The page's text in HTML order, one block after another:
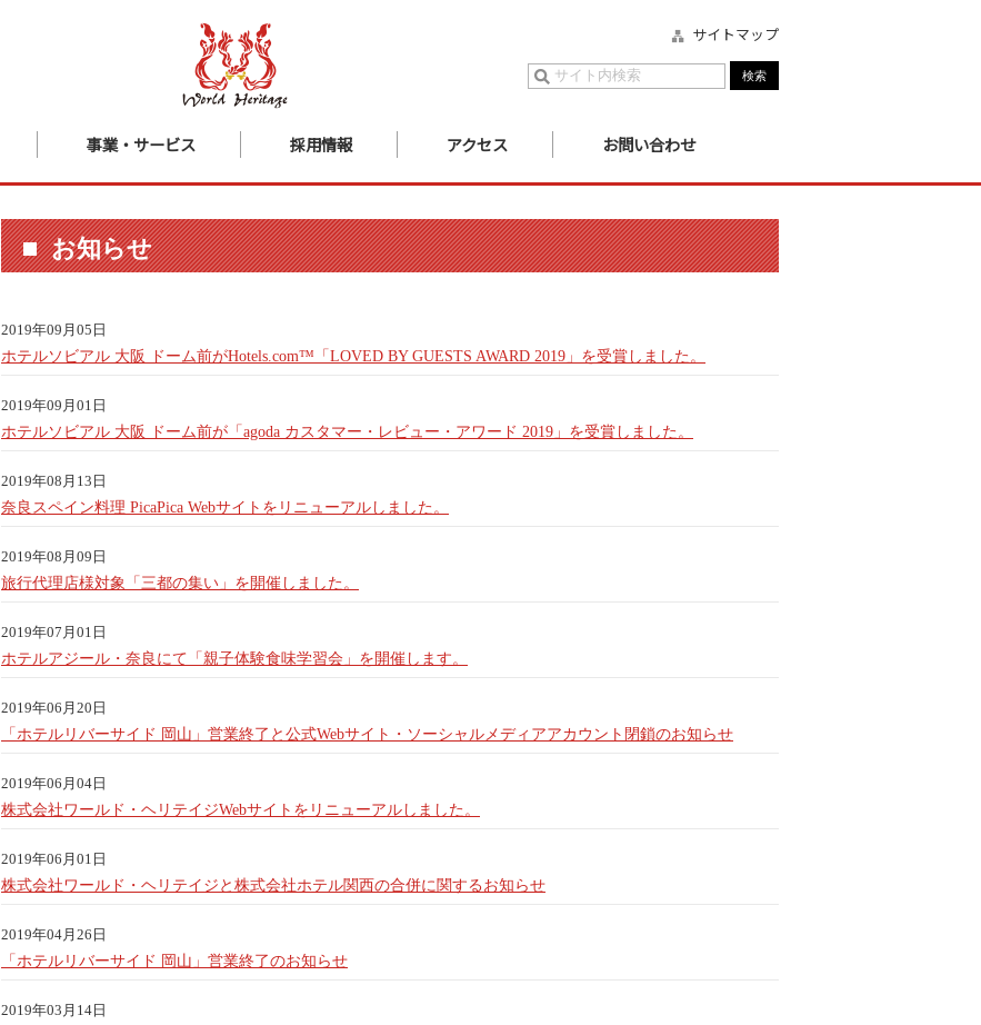
事業・サービス 採用情報 アクセス お問い合わせ
サイトマップ
お知らせ
2019年09月05日
ホテルソビアル 大阪 ドーム前がHotels.com™「LOVED BY GUESTS AWARD 2019」を受賞しました。
2019年09月01日
ホテルソビアル 大阪 ドーム前が「agoda カスタマー・レビュー・アワード 2019」を受賞しました。
2019年08月13日
奈良スペイン料理 PicaPica Webサイトをリニューアルしました。
2019年08月09日
旅行代理店様対象「三都の集い」を開催しました。
2019年07月01日
ホテルアジール・奈良にて「親子体験食味学習会」を開催します。
2019年06月20日
「ホテルリバーサイド 岡山」営業終了と公式Webサイト・ソーシャルメディアアカウント閉鎖のお知らせ
2019年06月04日
株式会社ワールド・ヘリテイジWebサイトをリニューアルしました。
2019年06月01日
株式会社ワールド・ヘリテイジと株式会社ホテル関西の合併に関するお知らせ
2019年04月26日
「ホテルリバーサイド 岡山」営業終了のお知らせ
2019年03月14日